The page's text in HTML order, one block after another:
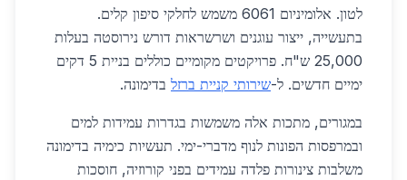
לטון. אלומיניום 6061 משמש לחלקי סיפון קלים.
בתעשייה, ייצור עוגנים ושרשראות דורש נירוסטה בעלות
25,000 ש"ח. פרויקטים מקומיים כוללים בניית 5 דקים
ימיים חדשים. ל-שירותי קניית ברזל בדימונה.
במגורים, מתכות אלה משמשות בגדרות עמידות למים
ובמרפסות הפונות לנוף מדברי-ימי. תעשיות כימיה בדימונה
משלבות צינורות פלדה עמידים בפני קורוזיה, חוסכות